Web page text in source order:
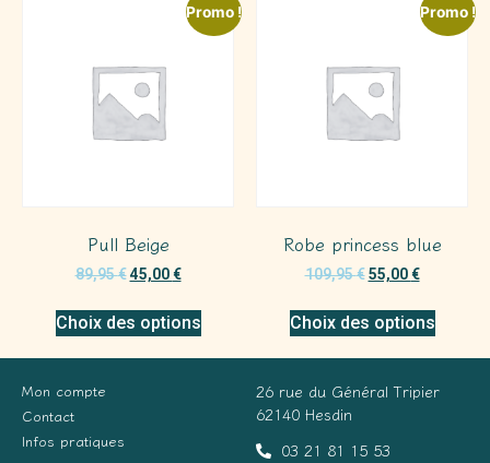
Promo !
Pull Beige
89,95€ 45,00€
Choix des options
Promo !
Robe princess blue
109,95€ 55,00€
Choix des options
Mon compte
Contact
Infos pratiques
26 rue du Général Tripier
62140 Hesdin
03 21 81 15 53